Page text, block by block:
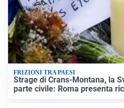
FRIZIONI TRA PAESI
Strage di Crans-Montana, la
parte civile: Roma presenta